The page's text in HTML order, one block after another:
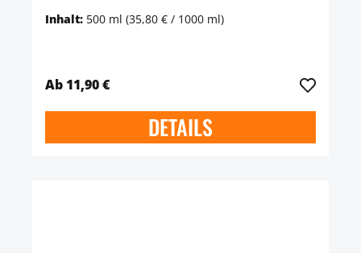
Inhalt: 500 ml (35,80 € / 1000 ml)
Ab 11,90 €
DETAILS